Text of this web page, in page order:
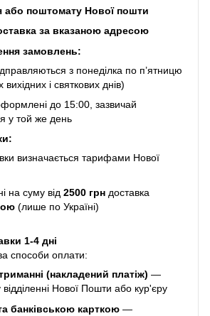
або поштомату Нової пошти
за вказаною адресою
замовлень:
з понеділка по п’ятницю
вихідних і святкових днів)
до 15:00, зазвичай
у той же день
визначається тарифами Нової
на суму від 2500 грн доставка
(лише по Україні)
1-4 дні
способи оплати:
(накладений платіж) —
відділенні Нової Пошти або кур'єру
банківською карткою —